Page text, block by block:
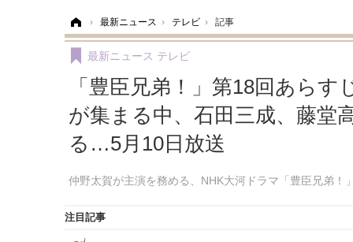
› 最新ニュース › テレビ › 記事
「豊臣兄弟！」第18回あら
が集まる中、石田三成、藤堂
る…5月10日放送
仲野太賀が主演を務める、NHK大河ドラマ「豊臣兄弟
最新ニュース テレビ
注目記事